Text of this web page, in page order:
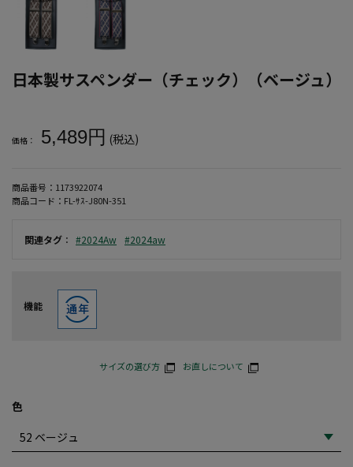
日本製サスペンダー（チェック）（ベージュ）
価格： 5,489円 (税込)
商品番号： 1173922074
商品コード： FL-ｻｽ-J80N-351
関連タグ ： #2024Aw #2024aw
機能
サイズの選び方 お直しについて
色